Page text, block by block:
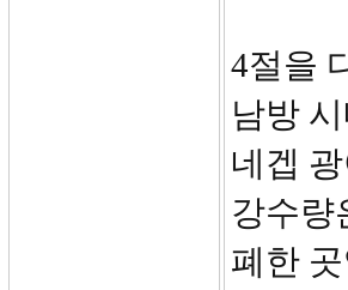
4절을
남방
네겝
강수량
폐한